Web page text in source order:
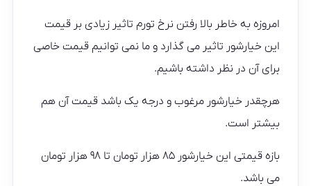
امروزه به خاطر بالا رفتن نرخ تورم تاثیر زیادی بر قیمت
این خیارشور تاثیر می گذارد و ما نمی توانیم قیمت خاصی
برای آن در نظر داشته باشیم.
هرچقدر خیارشور مرغوب و درجه یک باشد قیمت آن هم
بیشتر است.
بازه قیمتی این خیارشور ۸۵ هزار تومان تا ۹۸ هزار تومان
می باشد.